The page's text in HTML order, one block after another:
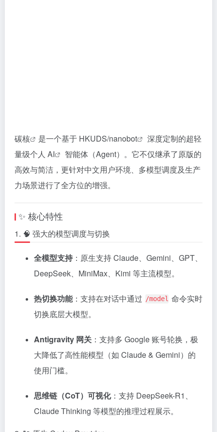
碳核 是一个基于 HKUDS/nanobot
深度定制的超轻
量级个人 AI
智能体（Agent）。它不仅继承了原版的
高效与简洁，更针对中文用户环境、多模型调度及生产
力场景进行了全方位的增强。
✨ 核心特性
1. 🧠 强大的模型调度与切换
全模型支持 ：原生支持 Claude、Gemini、GPT、
DeepSeek、MiniMax、Kimi 等主流模型。
热切换功能：支持在对话中通过 /model 命令实时
切换底层大模型。
Antigravity 网关 ：支持多 Google 账号轮换，极
大降低了高性能模型（如 Claude & Gemini）的
使用门槛。
思维链（CoT）可视化：支持 DeepSeek-R1、
Claude Thinking 等模型的推理过程展示。